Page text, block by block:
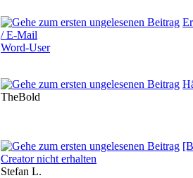
/ E-Mail
Word-User
TheBold
Creator nicht erhalten
Stefan L.